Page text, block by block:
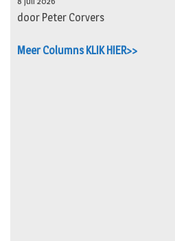
door Peter Corvers
Meer Columns KLIK HIER>>